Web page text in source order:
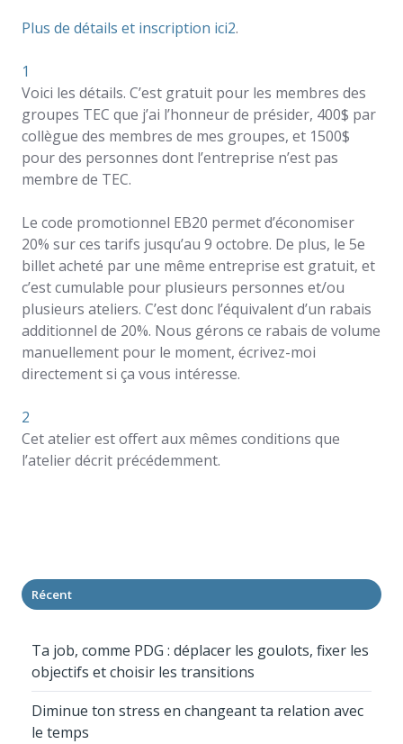
Plus de détails et inscription ici2.
1
Voici les détails. C’est gratuit pour les membres des
groupes TEC que j’ai l’honneur de présider, 400$ par
collègue des membres de mes groupes, et 1500$
pour des personnes dont l’entreprise n’est pas
membre de TEC.
Le code promotionnel EB20 permet d’économiser
20% sur ces tarifs jusqu’au 9 octobre. De plus, le 5e
billet acheté par une même entreprise est gratuit, et
c’est cumulable pour plusieurs personnes et/ou
plusieurs ateliers. C’est donc l’équivalent d’un rabais
additionnel de 20%. Nous gérons ce rabais de volume
manuellement pour le moment, écrivez-moi
directement si ça vous intéresse.
2
Cet atelier est offert aux mêmes conditions que
l’atelier décrit précédemment.
Récent
Ta job, comme PDG : déplacer les goulots, fixer les
objectifs et choisir les transitions
Diminue ton stress en changeant ta relation avec
le temps